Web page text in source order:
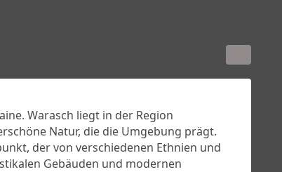
Warasch liegt in der Region
Natur, die die Umgebung prägt.
der von verschiedenen Ethnien und
Gebäuden und modernen